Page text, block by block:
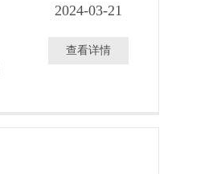
2024-03-21
查看详情